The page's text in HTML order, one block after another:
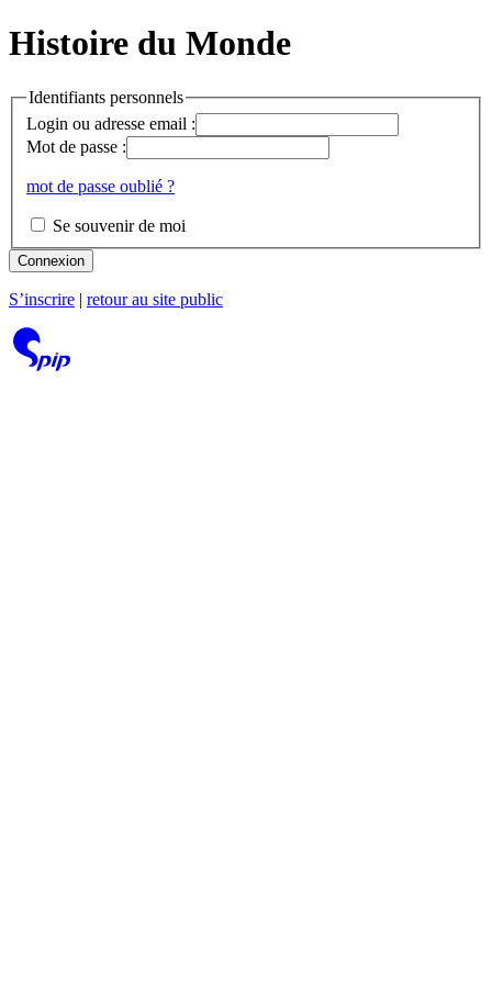
Histoire du Monde
Identifiants personnels
Login ou adresse email :
Mot de passe :
mot de passe oublié ?
Se souvenir de moi
Connexion
S’inscrire retour au site public